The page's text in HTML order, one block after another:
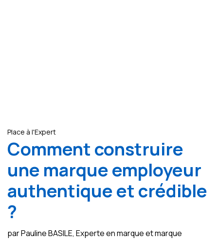
Place à l'Expert
Comment construire
une marque employeur
authentique et crédible
?
par Pauline BASILE, Experte en marque et marque